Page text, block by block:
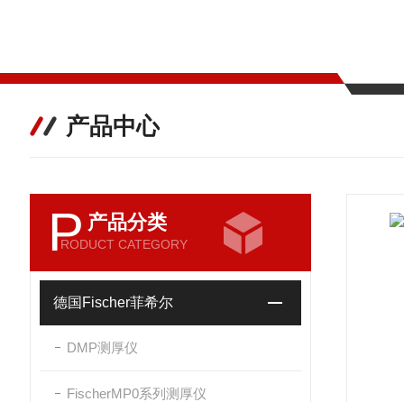
产品中心
P 产品分类
RODUCT CATEGORY
德国Fischer菲希尔
DMP测厚仪
FischerMP0系列测厚仪